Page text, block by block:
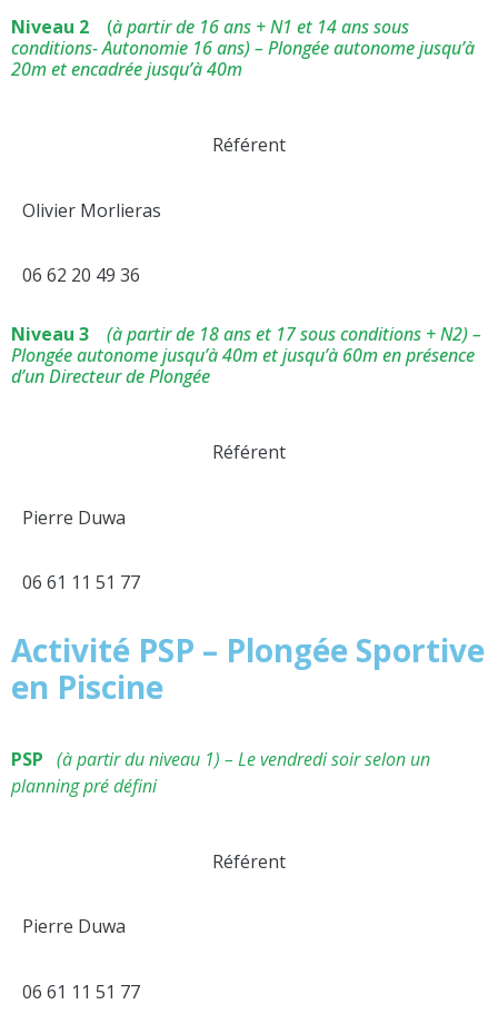
Niveau 2 (à partir de 16 ans + N1 et 14 ans sous
conditions- Autonomie 16 ans) – Plongée autonome jusqu’à
20m et encadrée jusqu’à 40m
Référent
Olivier Morlieras
06 62 20 49 36
Niveau 3
(à partir de 18 ans et 17 sous conditions + N2) –
Plongée autonome jusqu’à 40m et jusqu’à 60m en présence
d’un Directeur de Plongée
Référent
Pierre Duwa
06 61 11 51 77
Activité PSP – Plongée Sportive
en Piscine
PSP (à partir du niveau 1) – Le vendredi soir selon un
planning pré défini
Référent
Pierre Duwa
06 61 11 51 77